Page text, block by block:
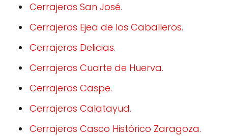
Cerrajeros San José.
Cerrajeros Ejea de los Caballeros.
Cerrajeros Delicias.
Cerrajeros Cuarte de Huerva.
Cerrajeros Caspe.
Cerrajeros Calatayud.
Cerrajeros Casco Histórico Zaragoza.